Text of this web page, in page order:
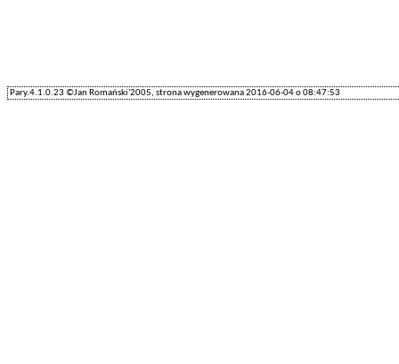
Pary.4.1.0.23 ©Jan Romański'2005, strona wygenerowana 2016-06-04 o 08:47:53